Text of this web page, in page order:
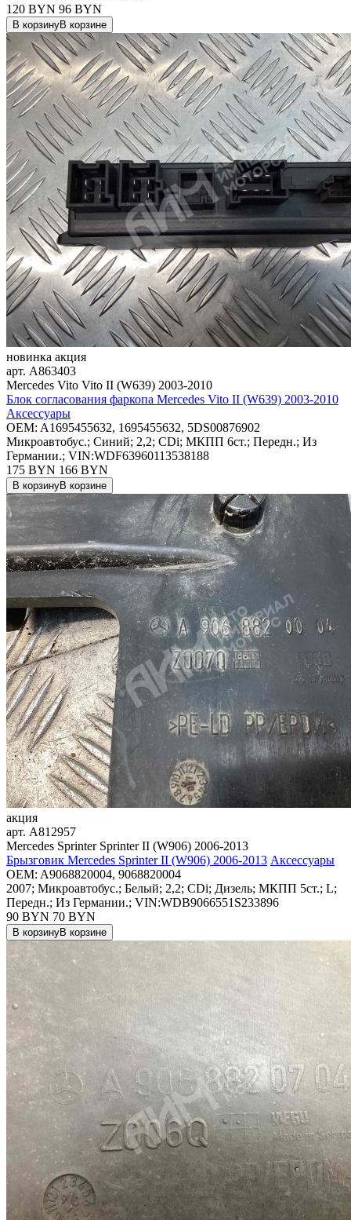
120 BYN 96 BYN
В корзинуВ корзине
новинка акция
арт. A863403
Mercedes Vito Vito II (W639) 2003-2010
Блок согласования фаркопа Mercedes Vito II (W639) 2003-2010
Аксессуары
OEM: A1695455632, 1695455632, 5DS00876902
Микроавтобус.; Синий; 2,2; CDi; МКПП 6ст.; Передн.; Из
Германии.; VIN:WDF63960113538188
175 BYN 166 BYN
В корзинуВ корзине
акция
арт. A812957
Mercedes Sprinter Sprinter II (W906) 2006-2013
Брызговик Mercedes Sprinter II (W906) 2006-2013 Аксессуары
OEM: A9068820004, 9068820004
2007; Микроавтобус.; Белый; 2,2; CDi; Дизель; МКПП 5ст.; L;
Передн.; Из Германии.; VIN:WDB9066551S233896
90 BYN 70 BYN
В корзинуВ корзине